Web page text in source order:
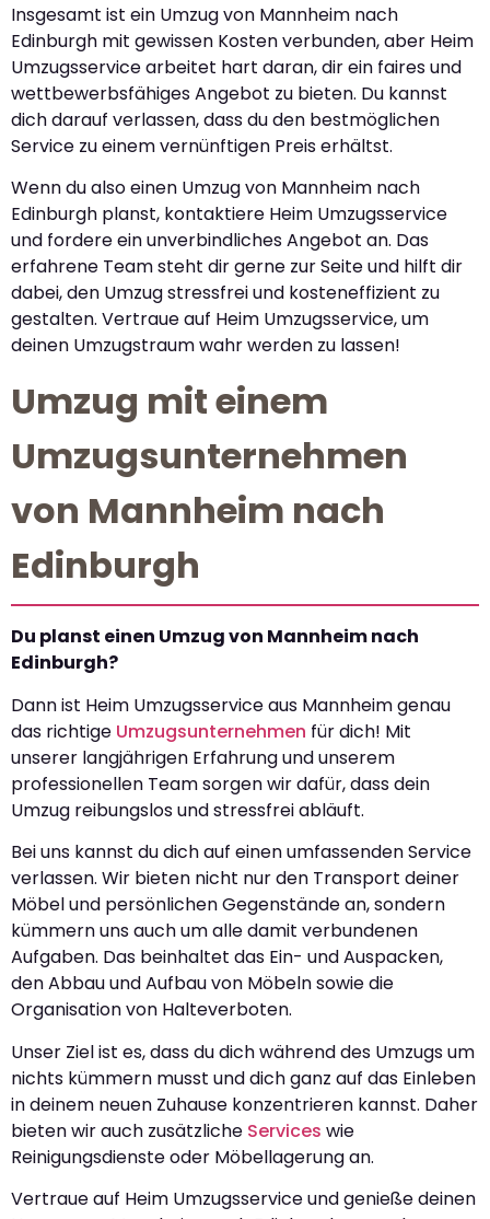
Insgesamt ist ein Umzug von Mannheim nach
Edinburgh mit gewissen Kosten verbunden, aber Heim
Umzugsservice arbeitet hart daran, dir ein faires und
wettbewerbsfähiges Angebot zu bieten. Du kannst
dich darauf verlassen, dass du den bestmöglichen
Service zu einem vernünftigen Preis erhältst.
Wenn du also einen Umzug von Mannheim nach
Edinburgh planst, kontaktiere Heim Umzugsservice
und fordere ein unverbindliches Angebot an. Das
erfahrene Team steht dir gerne zur Seite und hilft dir
dabei, den Umzug stressfrei und kosteneffizient zu
gestalten. Vertraue auf Heim Umzugsservice, um
deinen Umzugstraum wahr werden zu lassen!
Umzug mit einem
Umzugsunternehmen
von Mannheim nach
Edinburgh
Du planst einen Umzug von Mannheim nach
Edinburgh?
Dann ist Heim Umzugsservice aus Mannheim genau
das richtige Umzugsunternehmen für dich! Mit
unserer langjährigen Erfahrung und unserem
professionellen Team sorgen wir dafür, dass dein
Umzug reibungslos und stressfrei abläuft.
Bei uns kannst du dich auf einen umfassenden Service
verlassen. Wir bieten nicht nur den Transport deiner
Möbel und persönlichen Gegenstände an, sondern
kümmern uns auch um alle damit verbundenen
Aufgaben. Das beinhaltet das Ein- und Auspacken,
den Abbau und Aufbau von Möbeln sowie die
Organisation von Halteverboten.
Unser Ziel ist es, dass du dich während des Umzugs um
nichts kümmern musst und dich ganz auf das Einleben
in deinem neuen Zuhause konzentrieren kannst. Daher
bieten wir auch zusätzliche Services wie
Reinigungsdienste oder Möbellagerung an.
Vertraue auf Heim Umzugsservice und genieße deinen